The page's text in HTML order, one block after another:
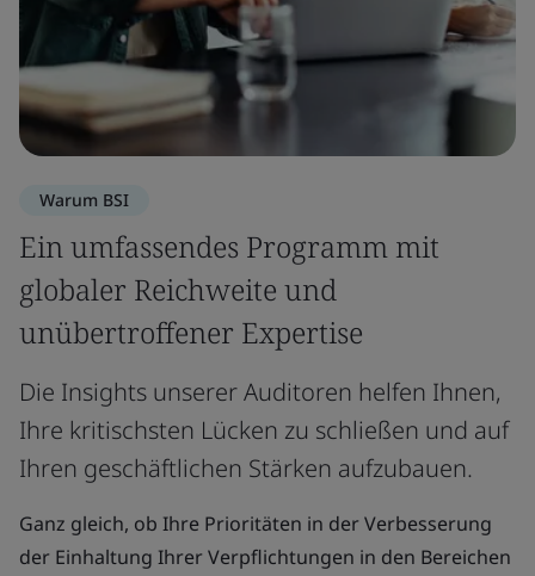
Warum BSI
Ein umfassendes Programm mit
globaler Reichweite und
unübertroffener Expertise
Die Insights unserer Auditoren helfen Ihnen,
Ihre kritischsten Lücken zu schließen und auf
Ihren geschäftlichen Stärken aufzubauen.
Ganz gleich, ob Ihre Prioritäten in der Verbesserung
der Einhaltung Ihrer Verpflichtungen in den Bereichen